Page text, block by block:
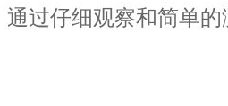
过仔细观察和简单的